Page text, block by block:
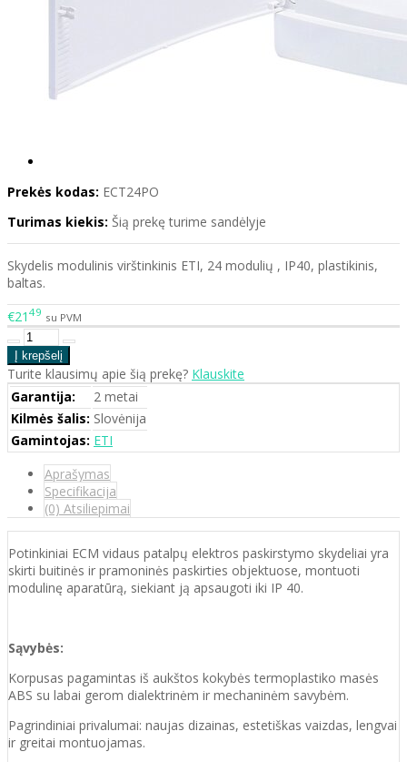
Prekės kodas: ECT24PO
Turimas kiekis: Šią prekę turime sandėlyje
Skydelis modulinis virštinkinis ETI, 24 modulių , IP40, plastikinis,
baltas.
€21 49 su PVM
Turite klausimų apie šią prekę? Klauskite
Garantija:
2 metai
Kilmės šalis: Slovėnija
Gamintojas: ETI
Aprašymas
Specifikacija
(0) Atsiliepimai
Potinkiniai ECM vidaus patalpų elektros paskirstymo skydeliai yra
skirti buitinės ir pramoninės paskirties objektuose, montuoti
modulinę aparatūrą, siekiant ją apsaugoti iki IP 40.
Sąvybės:
Korpusas pagamintas iš aukštos kokybės termoplastiko masės
ABS su labai gerom dialektrinėm ir mechaninėm savybėm.
Pagrindiniai privalumai: naujas dizainas, estetiškas vaizdas, lengvai
ir greitai montuojamas.